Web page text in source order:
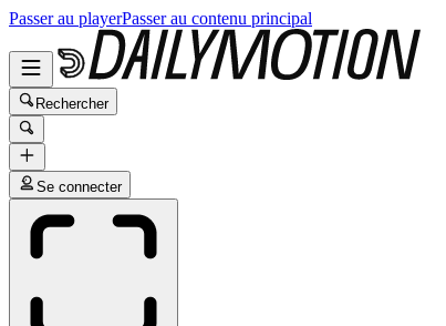
Passer au playerPasser au contenu principal
Rechercher
Se connecter